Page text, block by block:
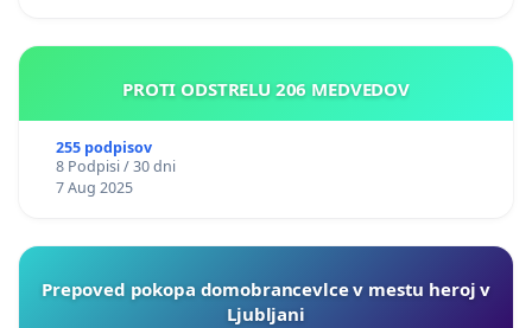
PROTI ODSTRELU 206 MEDVEDOV
255 podpisov
8 Podpisi / 30 dni
7 Aug 2025
Prepoved pokopa domobrancevlce v mestu heroj v
Ljubljani